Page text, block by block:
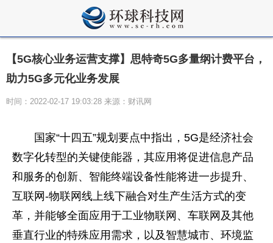
【5G核心业务运营支撑】思特奇5G多量纲计费平台，
助力5G多元化业务发展
时间：2022-02-17 19:03:28 来源：财讯网
国家“十四五”规划要点中指出，5G是经济社会
数字化转型的关键使能器，其应用将促进信息产品
和服务的创新、智能终端设备性能将进一步提升、
互联网-物联网线上线下融合对生产生活方式的变
革，并能够全面应用于工业物联网、车联网及其他
垂直行业的特殊应用需求，以及智慧城市、环境监